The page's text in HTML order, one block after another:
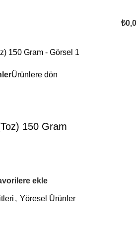
₺
Ürünlere dön
150 Gram
ekle
, Yöresel Ürünler